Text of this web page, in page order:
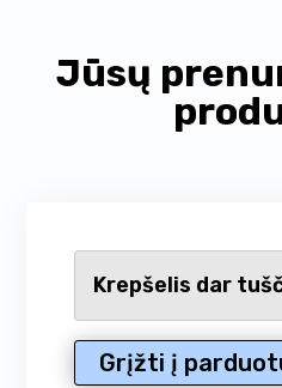
Jūsų
Krepšelis dar
Grįžti į